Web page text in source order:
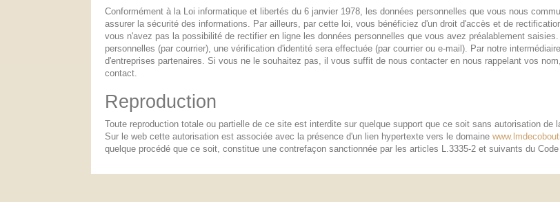
Conformément à la Loi informatique et libertés du 6 janvier 1978, les données personnelles que vous nous
assurer la sécurité des informations. Par ailleurs, par cette loi, vous bénéficiez d'un droit d'accès et de
vous n'avez pas la possibilité de rectifier en ligne les données personnelles que vous avez préalablement
personnelles (par courrier), une vérification d'identité sera effectuée (par courrier ou e-mail). Par notre
d'entreprises partenaires. Si vous ne le souhaitez pas, il vous suffit de nous contacter en nous rappelant vos
contact.
Reproduction
Toute reproduction totale ou partielle de ce site est interdite sur quelque support que ce soit sans autorisation de
Sur le web cette autorisation est associée avec la présence d'un lien hypertexte vers le domaine
quelque procédé que ce soit, constitue une contrefaçon sanctionnée par les articles L.3335-2 et suivants du